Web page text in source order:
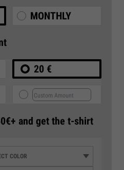
MONTHLY
20 €
and get the t-shirt